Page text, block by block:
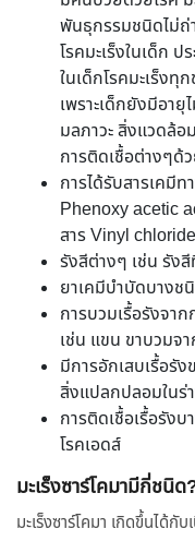
พันธุกรรมชนิดไม่ถ่
โรคมะเร็งในเด็ก
ในเด็กโรคมะเร็ง
เพราะเด็กยังมีอา
มลภาวะ สิ่งแวดล้
การติดเชื้อต่างๆด้
การได้รับสารเคมี
Phenoxy acetic
สาร Vinyl chloride
รังสีต่างๆ เช่น รังสี
ยาเคมีบำบัดบางช
การบวมเรื้อรังจา
เช่น แขน ขาบวมจ
มีการอักเสบเรื้อรั
สิ่งแปลกปลอมในร่
การติดเชื้อเรื้อรังบ
โรคเอดส์
มะเร็งซาร์โคมามีกี่ชนิ
มะเร็งซาร์โคมา เกิดขึ้นได้กั